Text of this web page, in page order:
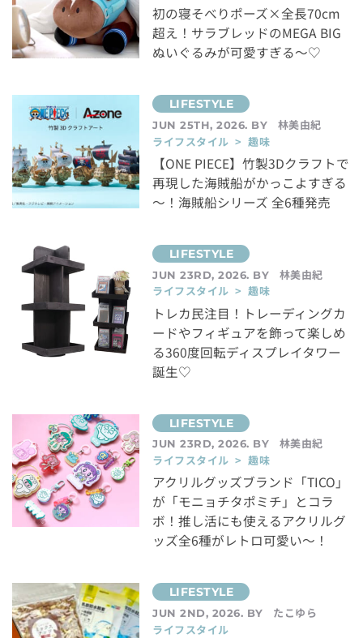
初の寝そべりポーズ×全長70cm
超え！サラブレッドのMEGA BIG
ぬいぐるみが可愛すぎる～♡
JUN 25TH, 2026. BY
林美由紀
ライフスタイル > 趣味
【ONE PIECE】竹製3Dクラフトで
再現した海賊船がかっこよすぎる
～！海賊船シリーズ 全6種発売
JUN 23RD, 2026. BY
林美由紀
ライフスタイル > 趣味
トレカ民注目！トレーディングカ
ードやフィギュアを飾って楽しめ
る360度回転ディスプレイタワー
誕生♡
JUN 23RD, 2026. BY
林美由紀
ライフスタイル > 趣味
アクリルグッズブランド「TICO」
が「モニョチタポミチ」とコラ
ボ！推し活にも使えるアクリルグ
ッズ全6種がレトロ可愛い～！
JUN 2ND, 2026. BY
たこゆら
ライフスタイル